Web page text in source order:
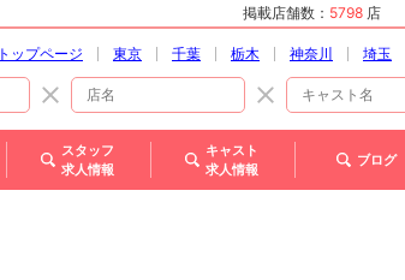
掲載店舗数： 5798 店
トップページ 東京 千葉 栃木 神奈川 埼玉
スタッフ
求人情報
キャスト
求人情報
ブログ